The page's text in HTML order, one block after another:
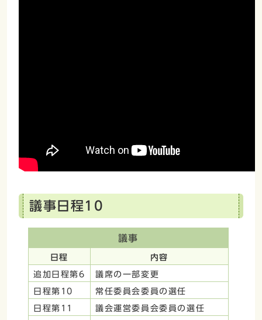
議事日程10
議事
日程 内容
追加日程第6 議席の一部変更
日程第10 常任委員会委員の選任
日程第11 議会運営委員会委員の選任